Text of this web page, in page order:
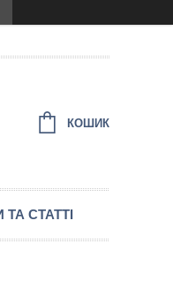
КОШИК
СТАТТІ